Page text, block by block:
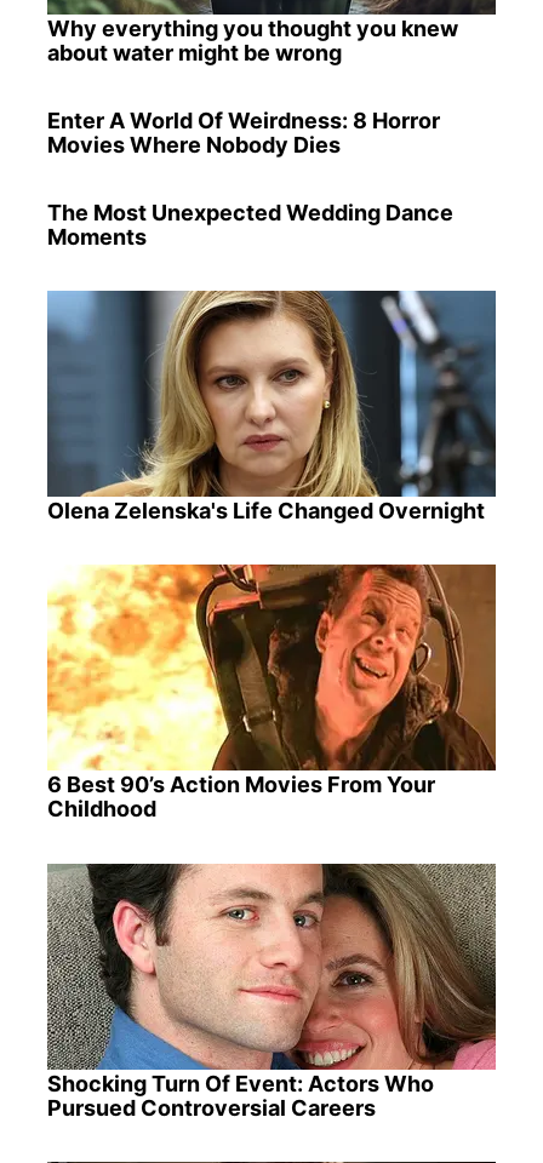
Why everything you thought you knew
about water might be wrong
Enter A World Of Weirdness: 8 Horror
Movies Where Nobody Dies
The Most Unexpected Wedding Dance
Moments
Olena Zelenska's Life Changed Overnight
6 Best 90’s Action Movies From Your
Childhood
Shocking Turn Of Event: Actors Who
Pursued Controversial Careers